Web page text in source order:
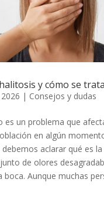
y cómo se
| Consejos y dudas
es un problema que
en algún
aclarar qué es
de olores
boca. Aunque muchas